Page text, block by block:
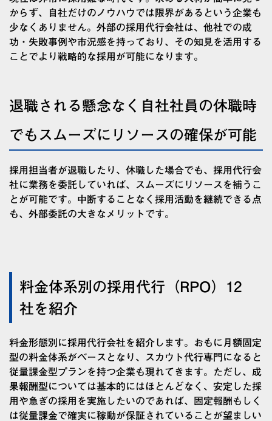
からず、自社だけのノウハウでは限界があるという企業も
少なくありません。外部の採用代行会社は、他社での成
功・失敗事例や市況感を持っており、その知見を活用する
ことでより戦略的な採用が可能になります。
退職される懸念なく自社社員の休職時
でもスムーズにリソースの確保が可能
採用担当者が退職したり、休職した場合でも、採用代行会
社に業務を委託していれば、スムーズにリソースを補うこ
とが可能です。中断することなく採用活動を継続できる点
も、外部委託の大きなメリットです。
料金体系別の採用代行（RPO）12
社を紹介
料金形態別に採用代行会社を紹介します。おもに月額固定
型の料金体系がベースとなり、スカウト代行専門になると
従量課金型プランを持つ企業も現れてきます。ただし、成
果報酬型については基本的にはほとんどなく、安定した採
用や急ぎの採用を実施したいのであれば、固定報酬もしく
は従量課金で確実に稼動が保証されていることが望ましい